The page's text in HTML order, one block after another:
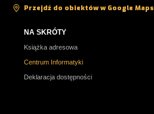
Przejdź do obiektów w Google Maps
NA SKRÓTY
Książka adresowa
Centrum Informatyki
Deklaracja dostępności